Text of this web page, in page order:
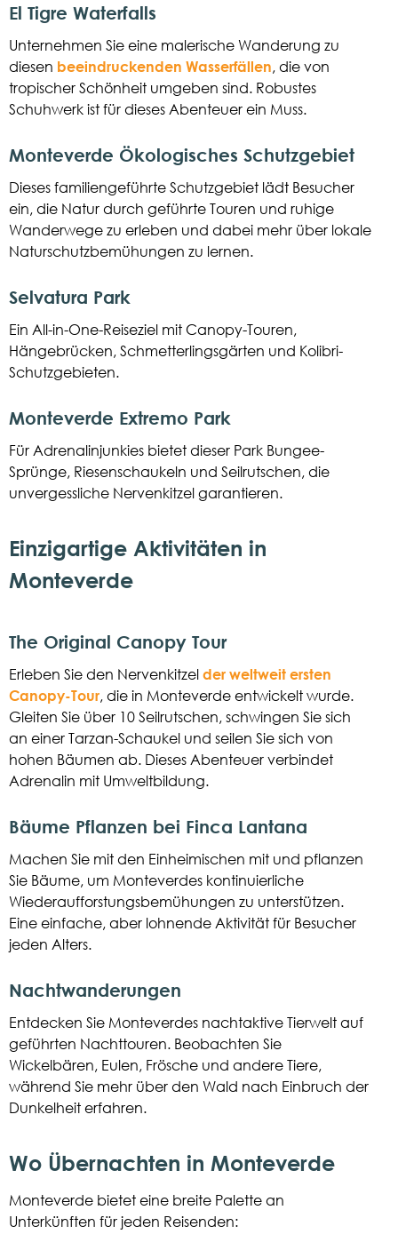
El Tigre Waterfalls
Unternehmen Sie eine malerische Wanderung zu
diesen beeindruckenden Wasserfällen, die von
tropischer Schönheit umgeben sind. Robustes
Schuhwerk ist für dieses Abenteuer ein Muss.
Monteverde Ökologisches Schutzgebiet
Dieses familiengeführte Schutzgebiet lädt Besucher
ein, die Natur durch geführte Touren und ruhige
Wanderwege zu erleben und dabei mehr über lokale
Naturschutzbemühungen zu lernen.
Selvatura Park
Ein All-in-One-Reiseziel mit Canopy-Touren,
Hängebrücken, Schmetterlingsgärten und Kolibri-
Schutzgebieten.
Monteverde Extremo Park
Für Adrenalinjunkies bietet dieser Park Bungee-
Sprünge, Riesenschaukeln und Seilrutschen, die
unvergessliche Nervenkitzel garantieren.
Einzigartige Aktivitäten in
Monteverde
The Original Canopy Tour
Erleben Sie den Nervenkitzel der weltweit ersten
Canopy-Tour, die in Monteverde entwickelt wurde.
Gleiten Sie über 10 Seilrutschen, schwingen Sie sich
an einer Tarzan-Schaukel und seilen Sie sich von
hohen Bäumen ab. Dieses Abenteuer verbindet
Adrenalin mit Umweltbildung.
Bäume Pflanzen bei Finca Lantana
Machen Sie mit den Einheimischen mit und pflanzen
Sie Bäume, um Monteverdes kontinuierliche
Wiederaufforstungsbemühungen zu unterstützen.
Eine einfache, aber lohnende Aktivität für Besucher
jeden Alters.
Nachtwanderungen
Entdecken Sie Monteverdes nachtaktive Tierwelt auf
geführten Nachttouren. Beobachten Sie
Wickelbären, Eulen, Frösche und andere Tiere,
während Sie mehr über den Wald nach Einbruch der
Dunkelheit erfahren.
Wo Übernachten in Monteverde
Monteverde bietet eine breite Palette an
Unterkünften für jeden Reisenden: